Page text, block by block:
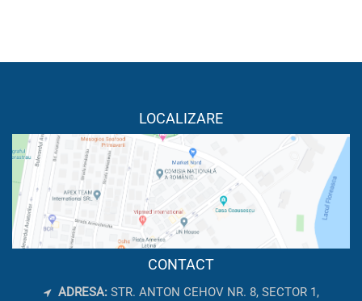
LOCALIZARE
CONTACT
ADRESA: STR. ANTON CEHOV NR. 8, SECTOR 1,